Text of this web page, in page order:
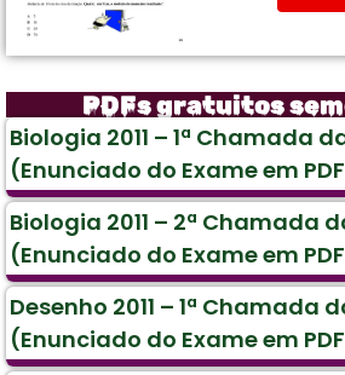
PDFs gratuitos
Biologia 2011 – 1ª Chamada
(Enunciado do Exame em
Biologia 2011 – 2ª Chamada
(Enunciado do Exame em
Desenho 2011 – 1ª Chamada
(Enunciado do Exame em